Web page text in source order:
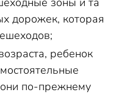
дорожек, которая
ребенок
по-прежнему